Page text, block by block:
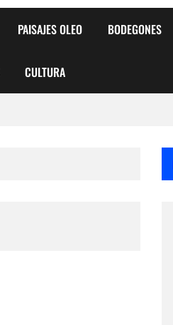
PAISAJES OLEO BODEGONES
CULTURA